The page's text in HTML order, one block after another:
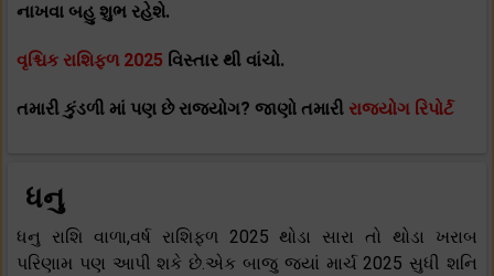
નાખવા બહુ શુભ રહેશે.
વૃશ્ચિક રાશિફળ 2025 વિસ્તાર થી વાંચો.
તમારી કુંડળી માં પણ છે રાજયોગ? જાણો તમારી રાજયોગ રિપોર્ટ
ધનુ
ધનુ રાશિ વાળા,વર્ષ રાશિફળ 2025 થોડા સારા તો થોડા ખરાબ
પરિણામ પણ આપી શકે છે.એક બાજુ જ્યાં માર્ચ 2025 સુધી શનિ